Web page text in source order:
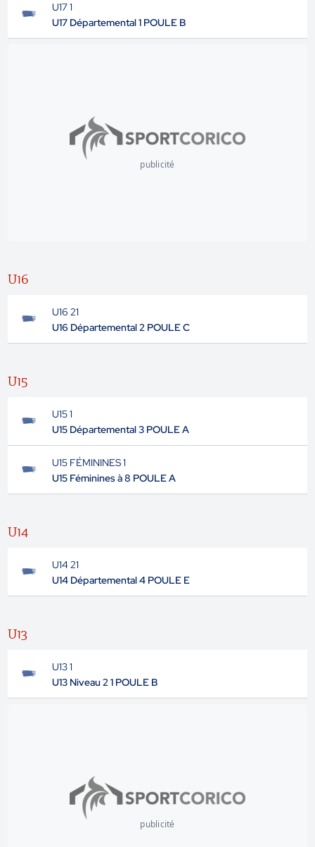
U17 1
U17 Départemental 1 POULE B
publicité
U16
U16 21
U16 Départemental 2 POULE C
U15
U15 1
U15 Départemental 3 POULE A
U15 FÉMININES 1
U15 Féminines à 8 POULE A
U14
U14 21
U14 Départemental 4 POULE E
U13
U13 1
U13 Niveau 2 1 POULE B
publicité